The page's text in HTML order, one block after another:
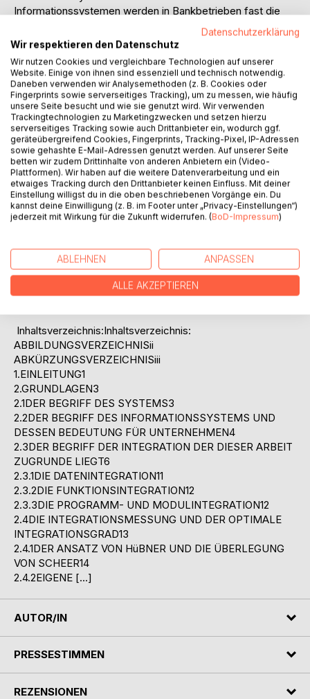
Informationssystemen werden in Bankbetrieben fast die
meisten Tätigkeiten und Operationen unterstützt. Bei der
räumlichen Dezentralisation im Verbund mit der
technologischen Integration von Informationssystemen,
entpuppt sich die Informationstechnologie als ein
divisionsübergreifender Integrationsmechanismus. Der
Integrationsgrad der Informationssysteme in Bankbetrieben
wird kontinuierlich gesteigert, dabei steigt die Komplexität
des Informationssystems und Risikoüberlegungen im
bezug auf das IS treten in den Vordergrund. Banken
entwickeln sich zu EDV-Dienstleistern. Die
Unternehmensgrenzen verwischen und die Unterscheidung
zwischen innerbetrieblicher und zwischenbetrieblicher
Integration wird zunehmend problematisch. Auf der Ebene
des Marktes werden Unternehmen, die traditionell eine
nach den optimalen Integrationsgrad stellt sich nicht nur auf
der innerbetrieblichen Ebene, sondern auch auf der Ebene
Inhaltsverzeichnis:Inhaltsverzeichnis:
ABBILDUNGSVERZEICHNISii
ABKÜRZUNGSVERZEICHNISiii
1.EINLEITUNG1
2.GRUNDLAGEN3
2.1DER BEGRIFF DES SYSTEMS3
2.2DER BEGRIFF DES INFORMATIONSSYSTEMS UND
DESSEN BEDEUTUNG FÜR UNTERNEHMEN4
2.3DER BEGRIFF DER INTEGRATION DER DIESER ARBEIT
ZUGRUNDE LIEGT6
2.3.1DIE DATENINTEGRATION11
2.3.2DIE FUNKTIONSINTEGRATION12
2.3.3DIE PROGRAMM- UND MODULINTEGRATION12
2.4DIE INTEGRATIONSMESSUNG UND DER OPTIMALE
INTEGRATIONSGRAD13
2.4.1DER ANSATZ VON HüBNER UND DIE ÜBERLEGUNG
VON SCHEER14
2.4.2EIGENE […]
AUTOR/IN
PRESSESTIMMEN
REZENSIONEN
Datenschutzerklärung
Wir respektieren den Datenschutz
Wir nutzen Cookies und vergleichbare Technologien auf unserer
Website. Einige von ihnen sind essenziell und technisch notwendig.
Daneben verwenden wir Analysemethoden (z. B. Cookies oder
Fingerprints sowie serverseitiges Tracking), um zu messen, wie häufig
unsere Seite besucht und wie sie genutzt wird. Wir verwenden
Trackingtechnologien zu Marketingzwecken und setzen hierzu
serverseitiges Tracking sowie auch Drittanbieter ein, wodurch ggf.
geräteübergreifend Cookies, Fingerprints, Tracking-Pixel, IP-Adressen
sowie gehashte E-Mail-Adressen genutzt werden. Auf unserer Seite
betten wir zudem Drittinhalte von anderen Anbietern ein (Video-
Plattformen). Wir haben auf die weitere Datenverarbeitung und ein
etwaiges Tracking durch den Drittanbieter keinen Einfluss. Mit deiner
Einstellung willigst du in die oben beschriebenen Vorgänge ein. Du
kannst deine Einwilligung (z. B. im Footer unter „Privacy-Einstellungen“)
jederzeit mit Wirkung für die Zukunft widerrufen. (BoD-Impressum)
ABLEHNEN ANPASSEN
ALLE AKZEPTIEREN